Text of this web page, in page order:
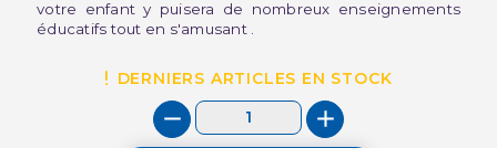
votre enfant y puisera de nombreux enseignements
éducatifs tout en s'amusant .
DERNIERS ARTICLES EN STOCK